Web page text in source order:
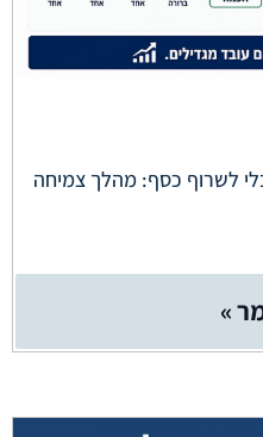
לשרוף כסף: מהלך צמיחה
»